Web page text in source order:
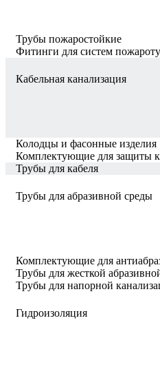
Трубы пожаростойкие
Фитинги для систем
Кабельная канализация
Колодцы и фасонные изделия
Комплектующие для защиты
Трубы для кабеля
Трубы для абразивной среды
Комплектующие для
Трубы для жесткой
Трубы для напорной
Гидроизоляция